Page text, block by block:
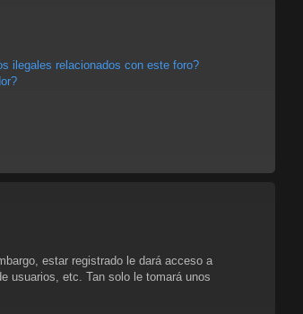
ilegales relacionados con este foro?
estar registrado le dará acceso a
usuarios, etc. Tan solo le tomará unos